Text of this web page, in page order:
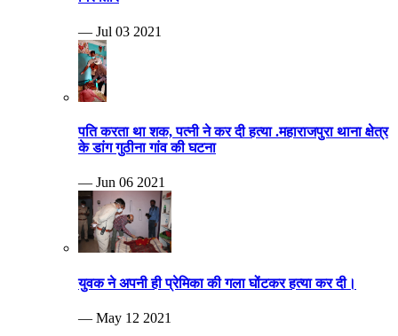
— Jul 03 2021
पति करता था शक, पत्नी ने कर दी हत्या .महाराजपुरा थाना क्षेत्र
के डांग गुठीना गांव की घटना
— Jun 06 2021
युवक ने अपनी ही प्रेमिका की गला घोंटकर हत्या कर दी।
— May 12 2021